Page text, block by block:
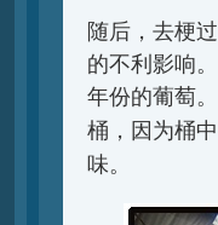
随后，去梗
的不利影响
年份的葡萄。
桶，因为桶
味。